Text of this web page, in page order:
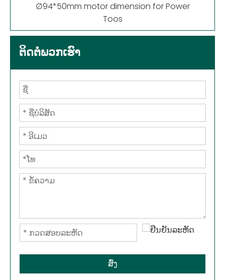
∅94*50mm motor dimension for Power
Toos
ຕິດຕໍ່ພວກເຮົາ
ສົ່ງ